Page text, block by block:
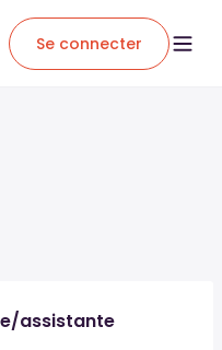
Se connecter
assistante